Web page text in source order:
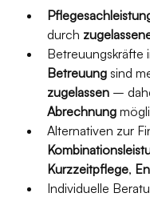
durch
Betreuungskräfte
Betreuung sind
zugelassen –
Abrechnung
Alternativen zur
Kurzzeitpflege,
Individuelle